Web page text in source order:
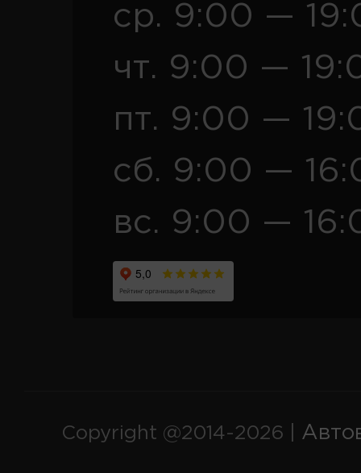
ср. 9:00 —
чт. 9:00 —
пт. 9:00 —
сб. 9:00 —
вс. 9:00 —
Copyright @2014-2026 |